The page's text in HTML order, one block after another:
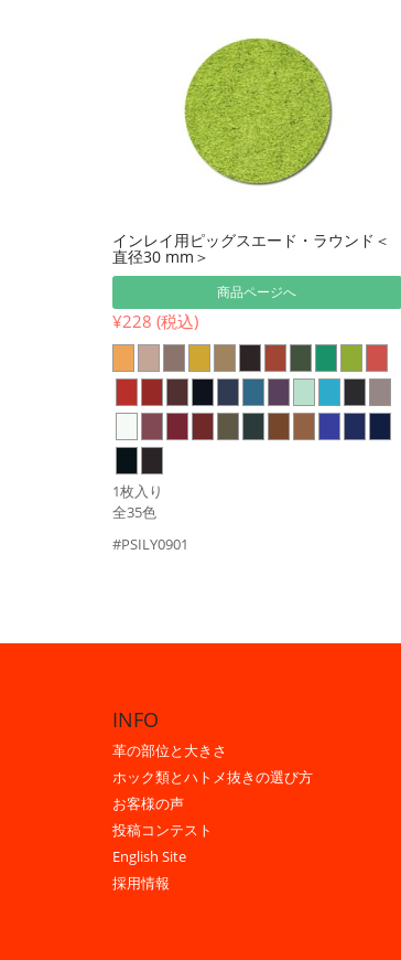
インレイ用ピッグスエード・ラウンド＜
直径30 mm＞
商品ページへ
¥228 (税込)
1枚入り
全35色
#PSILY0901
INFO
革の部位と大きさ
ホック類とハトメ抜きの選び方
お客様の声
投稿コンテスト
English Site
採用情報